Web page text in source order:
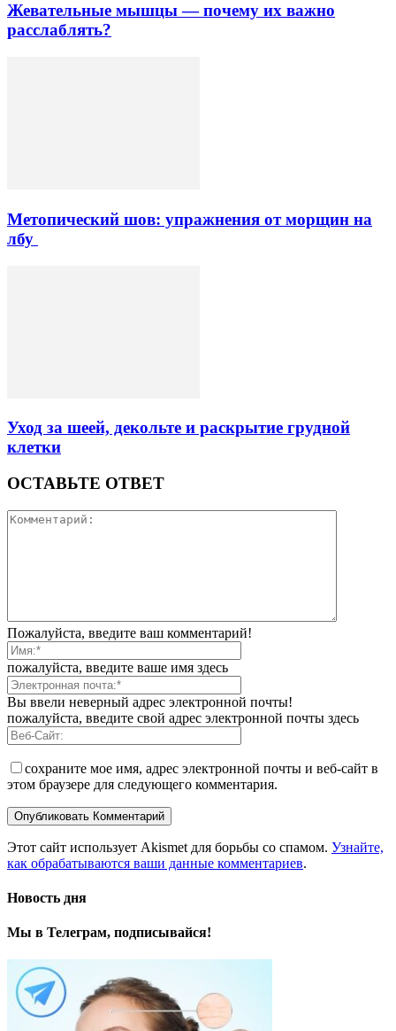
Жевательные мышцы — почему их важно
расслаблять?
Метопический шов: упражнения от морщин на
лбу
Уход за шеей, декольте и раскрытие грудной
клетки
ОСТАВЬТЕ ОТВЕТ
Пожалуйста, введите ваш комментарий!
пожалуйста, введите ваше имя здесь
Вы ввели неверный адрес электронной почты!
пожалуйста, введите свой адрес электронной почты здесь
сохраните мое имя, адрес электронной почты и веб-сайт в
этом браузере для следующего комментария.
Этот сайт использует Akismet для борьбы со спамом. Узнайте,
как обрабатываются ваши данные комментариев.
Новость дня
Мы в Телеграм, подписывайся!